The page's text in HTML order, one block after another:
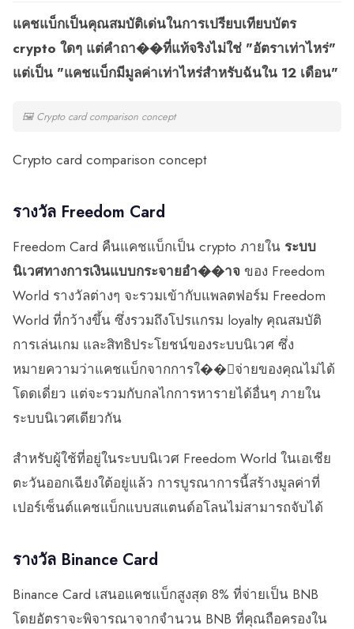
แคชแบ็กเป็นคุณสมบัติเด่นในการเปรียบเทียบบัตร
crypto ใดๆ แต่คำถา��ที่แท้จริงไม่ใช่ "อัตราเท่าไหร่"
แต่เป็น "แคชแบ็กมีมูลค่าเท่าไหร่สำหรับฉันใน 12 เดือน"
🖼 Crypto card comparison concept
Crypto card comparison concept
รางวัล Freedom Card
Freedom Card คืนแคชแบ็กเป็น crypto ภายใน ระบบ
นิเวศทางการเงินแบบกระจายอำ��าจ ของ Freedom
World รางวัลต่างๆ จะรวมเข้ากับแพลตฟอร์ม Freedom
World ที่กว้างขึ้น ซึ่งรวมถึงโปรแกรม loyalty คุณสมบัติ
การเล่นเกม และสิทธิประโยชน์ของระบบนิเวศ ซึ่ง
หมายความว่าแคชแบ็กจากการใ��้จ่ายของคุณไม่ได้
โดดเดี่ยว แต่จะรวมกับกลไกการหารายได้อื่นๆ ภายใน
ระบบนิเวศเดียวกัน
สำหรับผู้ใช้ที่อยู่ในระบบนิเวศ Freedom World ในเอเชีย
ตะวันออกเฉียงใต้อยู่แล้ว การบูรณาการนี้สร้างมูลค่าที่
เปอร์เซ็นต์แคชแบ็กแบบสแตนด์อโลนไม่สามารถจับได้
รางวัล Binance Card
Binance Card เสนอแคชแบ็กสูงสุด 8% ที่จ่ายเป็น BNB
โดยอัตราจะพิจารณาจากจำนวน BNB ที่คุณถือครองใน